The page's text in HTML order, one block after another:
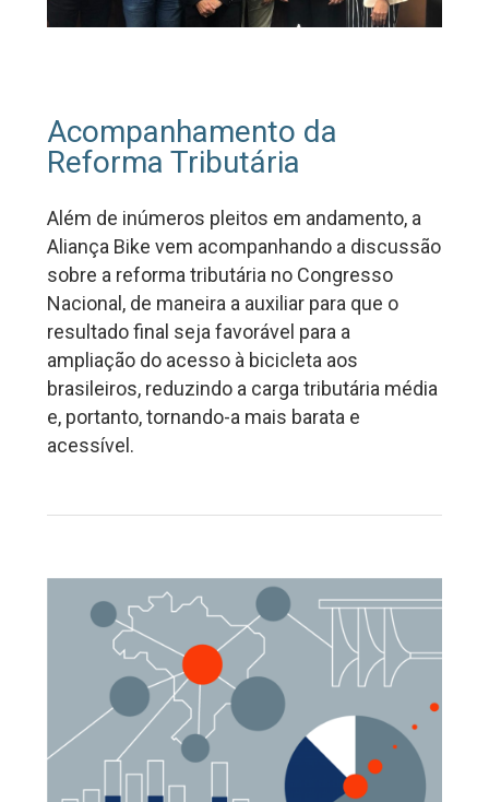
Acompanhamento da
Reforma Tributária
Além de inúmeros pleitos em andamento, a
Aliança Bike vem acompanhando a discussão
sobre a reforma tributária no Congresso
Nacional, de maneira a auxiliar para que o
resultado final seja favorável para a
ampliação do acesso à bicicleta aos
brasileiros, reduzindo a carga tributária média
e, portanto, tornando-a mais barata e
acessível.